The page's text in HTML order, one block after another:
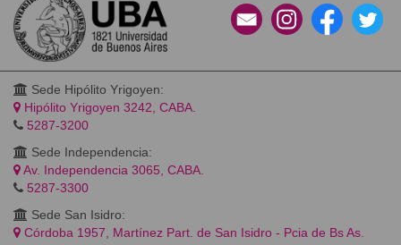
Sede Hipólito Yrigoyen:
Hipólito Yrigoyen 3242, CABA.
5287-3200
Sede Independencia:
Av. Independencia 3065, CABA.
5287-3300
Sede San Isidro:
Córdoba 1957, Martínez Part. de San Isidro - Pcia de Bs As.